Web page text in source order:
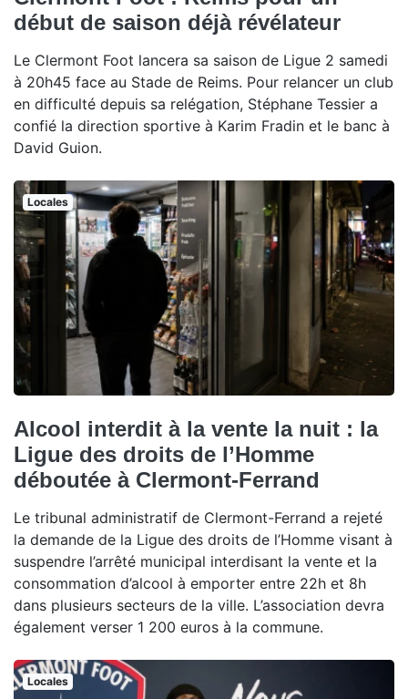
début de saison déjà révélateur
Le Clermont Foot lancera sa saison de Ligue 2 samedi
à 20h45 face au Stade de Reims. Pour relancer un club
en difficulté depuis sa relégation, Stéphane Tessier a
confié la direction sportive à Karim Fradin et le banc à
David Guion.
Locales
Alcool interdit à la vente la nuit : la
Ligue des droits de l’Homme
déboutée à Clermont-Ferrand
Le tribunal administratif de Clermont-Ferrand a rejeté
la demande de la Ligue des droits de l’Homme visant à
suspendre l’arrêté municipal interdisant la vente et la
consommation d’alcool à emporter entre 22h et 8h
dans plusieurs secteurs de la ville. L’association devra
également verser 1 200 euros à la commune.
Locales